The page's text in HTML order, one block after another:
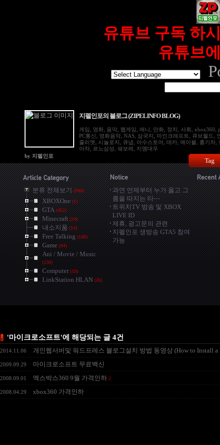
유튜브 구독 하
유튜브
지펠인포의 블로그 (ZIPELINFO BLOG)
게임, 영화, 음악, 웹게임, 애니, 만화, 정치, 사회, xbox360,
PC통신, 영화음악, NAS, 삼국지, 마인크래프트, 큐브월드,
줄리엣, 시놀로지, 큐냅, 아수스토어, 데카, 에이블, 흉기차,
아차, 르노삼성, 쉐보레, 지엠대우
by 지펠인포
Tag
분류 전체보기(948)
XBOXOne(1)
GTA(452)
Minecraft(24)
내소지품(14)
Free Talking(188)
Game(94)
Ani / Movie / Music
(130)
Computer(19)
LinkStation HLAN(26)
과연 언제부터 누가 옳고 그
름을 따지는 타⋯
트위치TV 방송 및 XBOX
LIVE ID
제휴, 광고문의 관련
지펠인포 생방송 GTA5 참여
가능
'마이크로소프트'에 해당되는 글 4건
2014.11.06 개인웹서버및 워드프레스 블로그설치 방법 동영상 (How to Install a
2009.09.29 마이크로소프트 무료백신
2008.09.01 엑스박스360 9월 가격인하 2
2008.04.29 xbox360 가격인하